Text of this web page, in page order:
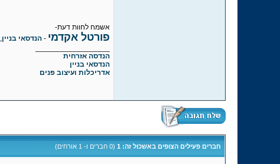
אשמח לחוות דעת-
פורטל אקדמי - הנדסאי בניין,
הנדסה אזרחית
הנדסאי בניין
אדריכלות ועיצוב פנים
חברים פעילים הצופים באשכול זה: 1 (0 חברים ו- 1 אורחים)